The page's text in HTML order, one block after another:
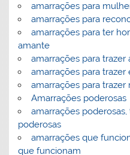
amarrações para
amarrações para
amarrações para ter
amante
amarrações para
amarrações para trazer
amarrações para
Amarrações poderosas
amarrações
poderosas
amarrações que
que funcionam